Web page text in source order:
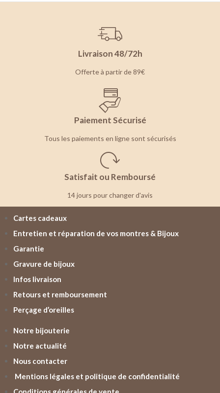
Livraison 48/72h
Offerte à partir de 89€
Paiement Sécurisé
Tous les paiements en ligne sont sécurisés
Satisfait ou Remboursé
14 jours pour changer d'avis
Cartes cadeaux
Entretien et réparation de vos montres & Bijoux
Garantie
Gravure de bijoux
Infos livraison
Retours et remboursement
Perçage d’oreilles
Notre bijouterie
Notre actualité
Nous contacter
Mentions légales et politique de confidentialité